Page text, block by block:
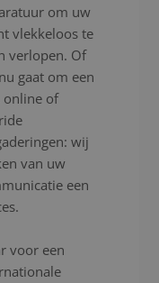
om uw
vlekkeloos te
verlopen. Of
gaat om een
online of
wij
van uw
een
voor een